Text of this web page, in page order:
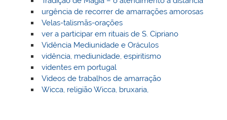
urgência de recorrer de amarrações amorosas
Velas-talismãs-orações
ver a participar em rituais de S. Cipriano
Vidência Mediunidade e Oráculos
vidência, mediunidade, espiritismo
videntes em portugal
Videos de trabalhos de amarração
Wicca, religião Wicca, bruxaria,